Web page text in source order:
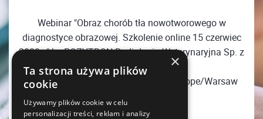
Webinar "Obraz chorób tła nowotworowego w
diagnostyce obrazowej. Szkolenie online 15 czerwiec
2023 r." by POZYTRON Radiologia Weterynaryjna Sp. z
o.o. has ended
Thursday, June 15, 2023 08:00 PM Europe/Warsaw
×
Ta strona używa plików
cookie
Używamy plików cookie w celu
personalizacji treści, reklam i analizy